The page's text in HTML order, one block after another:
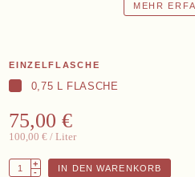
MEHR
EINZELFLASCHE
0,75 L FLASCHE
75,00 €
100,00 € / Liter
+
-
IN DEN WARENKORB